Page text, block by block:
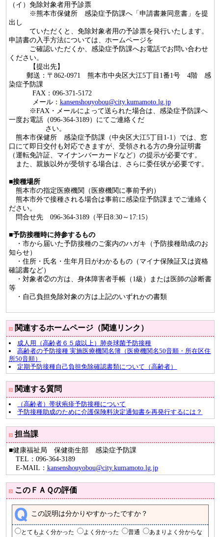
（イ）免除対象者用予診票
※熊本市保健所 感染症予防課へ「申請書兼同意書」を提
出し
ていただくと、免除対象者用の予診票を発行いたします。
申請書の入手方法については、ホームページを
ご確認いただくか、感染症予防課へお電話でお問い合わせ
ください。
【提出先】
郵送：〒862-0971 熊本市中央区大江5丁目1番1号 4階 感
染症予防課
FAX：096-371-5172
メール： kansenshouyobou@city.kumamoto.lg.jp
※FAX・メールによって送られた場合は、感染症予防課へ
一度お電話（096-364-3189）にてご連絡くだ
さい。
熊本市保健所 感染症予防課（中央区大江5丁目1-1）では、窓
口にて即日交付も対応できますが、受領される方の身分証明書
（運転免許証、マイナンバーカードなど）の提示が必要です。
また、親族以外が受領する場合は、さらに委任状が必要です。
■接種場所
熊本市の指定医療機関（医療機関に事前予約）
熊本市外で接種される場合は事前に感染症予防課までご連絡く
ださい。
問合せ先 096-364-3189（平日8:30～17:15）
■予防接種時に持参するもの
・市から届いた予防接種のご案内のハガキ（予防接種助成のお
知らせ）
・住所・氏名・生年月日がわかるもの（マイナ保険証又は資格
確認書など）
・対象者②の方は、身体障害者手帳（1級）または医師の診断書
等
・自己負担免除対象の方は上記のいずれかの書類
関連するホームページ（関連リンク）
成人用（高齢者６５歳以上）肺炎球菌予防接種
高齢者の予防接種 実施医療機関名簿（医療機関名50音順・所在区住
所50音順）
定期予防接種自己負担免除確認書類について（高齢者）
関連する質問
（高齢者）帯状疱疹予防接種について
予防接種助成のために介護保険料決定通知書を再発行するには？
担当課
■健康福祉局 保健衛生部 感染症予防課
TEL：096-364-3189
E-MAIL： kansenshouyobou@city.kumamoto.lg.jp
このＦＡＱの評価
この説明は分かりやすかったですか？
とてもよく分かった よく分かった 普通 あまりよく分からな